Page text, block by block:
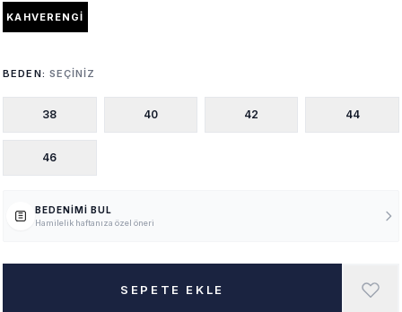
KAHVERENGI
BEDEN: SEÇINIZ
38 40 42 44
46
BEDENIMI BUL
Hamilelik haftanıza özel öneri
SEPETE EKLE